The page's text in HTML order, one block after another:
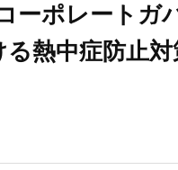
ーポレートガ
熱中症防止対